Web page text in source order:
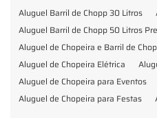
Aluguel Barril de Chopp 30 Litros
Aluguel Barril de Chopp 50 Litros
Aluguel de Chopeira e Barril de
Aluguel de Chopeira Elétrica
Aluguel de Chopeira para Eventos
Aluguel de Chopeira para Festas